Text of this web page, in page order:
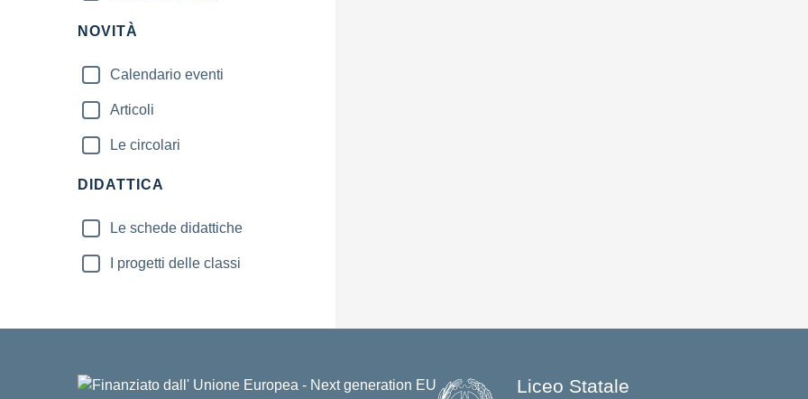
NOVITÀ
Calendario eventi
Articoli
Le circolari
DIDATTICA
Le schede didattiche
I progetti delle classi
Liceo Statale